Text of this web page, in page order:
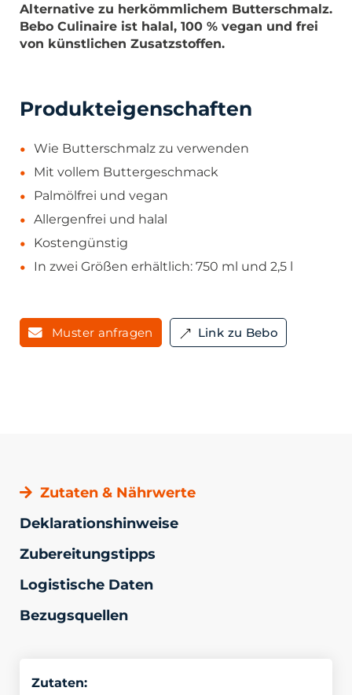
Alternative zu herkömmlichem Butterschmalz.
Bebo Culinaire ist halal, 100 % vegan und frei
von künstlichen Zusatzstoffen.
Produkteigenschaften
Wie Butterschmalz zu verwenden
Mit vollem Buttergeschmack
Palmölfrei und vegan
Allergenfrei und halal
Kostengünstig
In zwei Größen erhältlich: 750 ml und 2,5 l
Muster anfragen Link zu Bebo
Zutaten & Nährwerte
Deklarationshinweise
Zubereitungstipps
Logistische Daten
Bezugsquellen
Zutaten: